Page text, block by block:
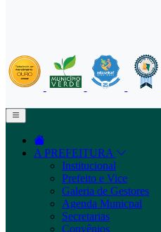
A PREFEITURA
Institucional
Prefeito e Vice
Galeria de Gestores
Agenda Municpal
Secretarias
Convênios